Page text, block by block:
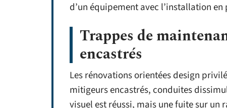
d’un équipement avec l’installation en
Trappes de
encastrés
Les rénovations orientées design
mitigeurs encastrés, conduites
visuel est réussi, mais une fuite sur un